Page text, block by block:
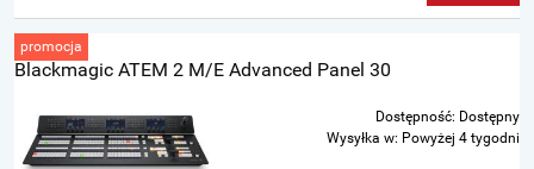
Blackmagic ATEM 2 M/E Advanced Panel 30
Dostępność: Dostępny
Wysyłka w: Powyżej 4 tygodni
promocja